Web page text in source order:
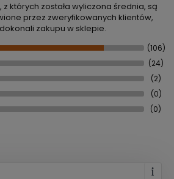
z których została wyliczona średnia, są
przez zweryfikowanych klientów,
zakupu w sklepie.
(106)
(24)
(2)
(0)
(0)